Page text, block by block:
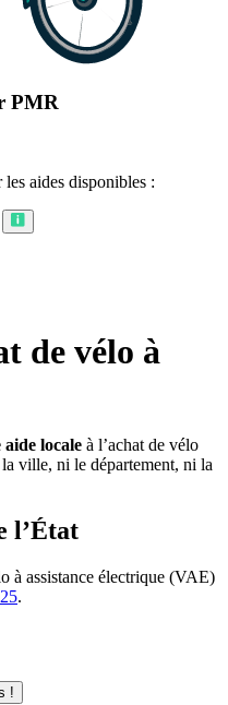
PMR
aides disponibles :
de vélo à
aide locale à l’achat de vélo
ville, ni le département, ni la
l’État
à assistance électrique (VAE)
.
!